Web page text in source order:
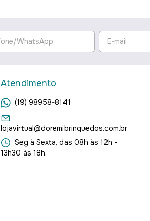
Atendimento
(19) 98958-8141
lojavirtual@doremibrinquedos.com.br
Seg à Sexta, das 08h às 12h -
13h30 às 18h.